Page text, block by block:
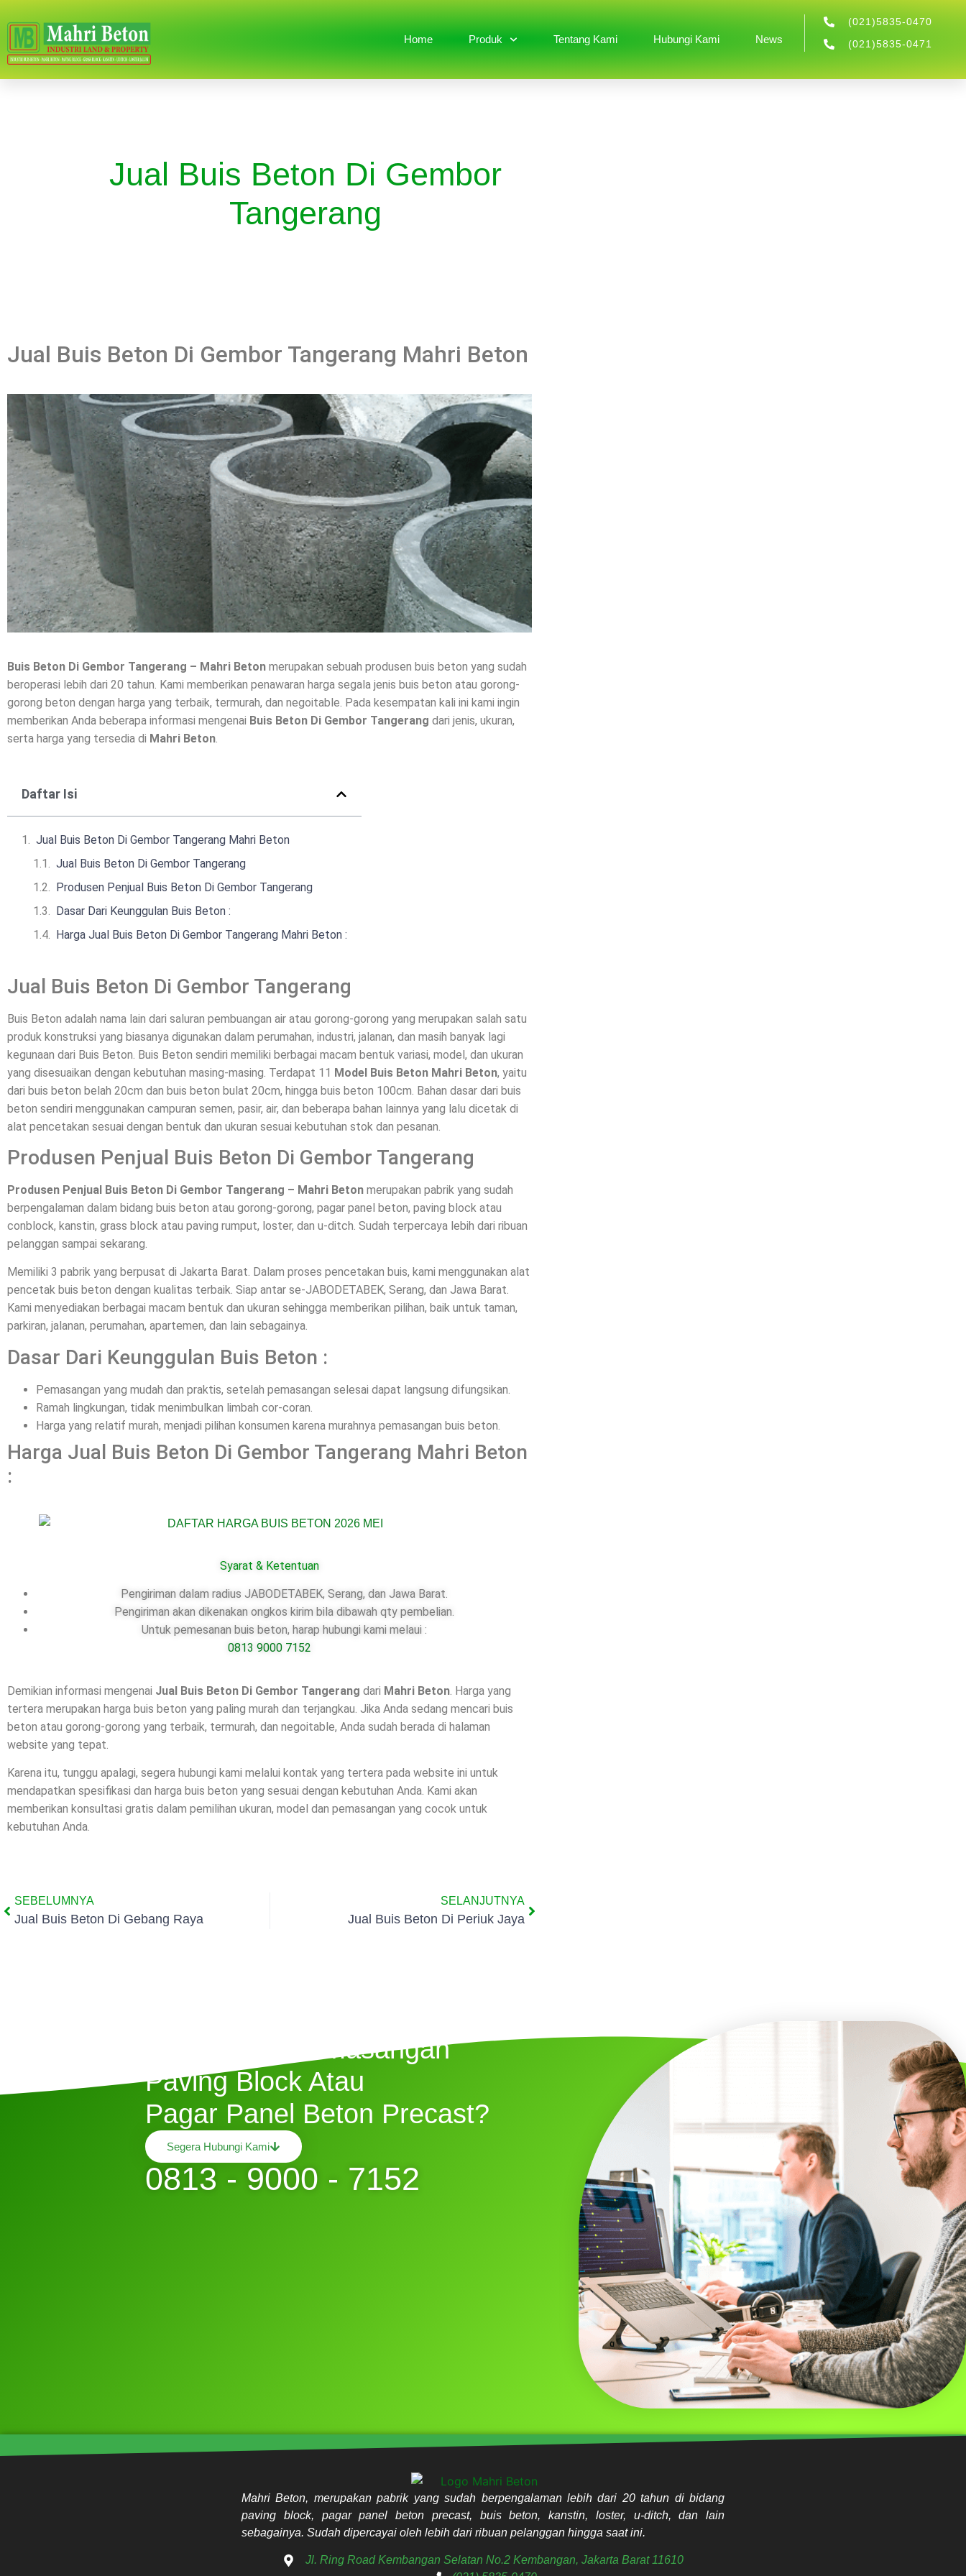
Home Produk Tentang Kami Hubungi Kami News
(021)5835-0470
(021)5835-0471
Jual Buis Beton Di Gembor
Tangerang
Jual Buis Beton Di Gembor Tangerang Mahri Beton
Buis Beton Di Gembor Tangerang – Mahri Beton merupakan sebuah produsen buis beton yang sudah
beroperasi lebih dari 20 tahun. Kami memberikan penawaran harga segala jenis buis beton atau gorong-
gorong beton dengan harga yang terbaik, termurah, dan negoitable. Pada kesempatan kali ini kami ingin
memberikan Anda beberapa informasi mengenai Buis Beton Di Gembor Tangerang dari jenis, ukuran,
serta harga yang tersedia di Mahri Beton
Daftar Isi
Jual Buis Beton Di Gembor Tangerang Mahri Beton
Jual Buis Beton Di Gembor Tangerang
Produsen Penjual Buis Beton Di Gembor Tangerang
Dasar Dari Keunggulan Buis Beton :
Harga Jual Buis Beton Di Gembor Tangerang Mahri Beton :
Jual Buis Beton Di Gembor Tangerang
Buis Beton adalah nama lain dari saluran pembuangan air atau gorong-gorong yang merupakan salah satu
produk konstruksi yang biasanya digunakan dalam perumahan, industri, jalanan, dan masih banyak lagi
kegunaan dari Buis Beton. Buis Beton sendiri memiliki berbagai macam bentuk variasi, model, dan ukuran
yang disesuaikan dengan kebutuhan masing-masing. Terdapat 11 Model Buis Beton Mahri Beton, yaitu
dari buis beton belah 20cm dan buis beton bulat 20cm, hingga buis beton 100cm. Bahan dasar dari buis
beton sendiri menggunakan campuran semen, pasir, air, dan beberapa bahan lainnya yang lalu dicetak di
alat pencetakan sesuai dengan bentuk dan ukuran sesuai kebutuhan stok dan pesanan.
Produsen Penjual Buis Beton Di Gembor Tangerang
Produsen Penjual Buis Beton Di Gembor Tangerang – Mahri Beton merupakan pabrik yang sudah
berpengalaman dalam bidang buis beton atau gorong-gorong, pagar panel beton, paving block atau
conblock, kanstin, grass block atau paving rumput, loster, dan u-ditch. Sudah terpercaya lebih dari ribuan
pelanggan sampai sekarang.
Memiliki 3 pabrik yang berpusat di Jakarta Barat. Dalam proses pencetakan buis, kami menggunakan alat
pencetak buis beton dengan kualitas terbaik. Siap antar se-JABODETABEK, Serang, dan Jawa Barat.
Kami menyediakan berbagai macam bentuk dan ukuran sehingga memberikan pilihan, baik untuk taman,
parkiran, jalanan, perumahan, apartemen, dan lain sebagainya.
Dasar Dari Keunggulan Buis Beton :
Pemasangan yang mudah dan praktis, setelah pemasangan selesai dapat langsung difungsikan.
Ramah lingkungan, tidak menimbulkan limbah cor-coran.
Harga yang relatif murah, menjadi pilihan konsumen karena murahnya pemasangan buis beton.
Harga Jual Buis Beton Di Gembor Tangerang Mahri Beton
:
Syarat & Ketentuan
Pengiriman dalam radius JABODETABEK, Serang, dan Jawa Barat.
Pengiriman akan dikenakan ongkos kirim bila dibawah qty pembelian.
Untuk pemesanan buis beton, harap hubungi kami melaui :
0813 9000 7152
Demikian informasi mengenai Jual Buis Beton Di Gembor Tangerang dari Mahri Beton . Harga yang
tertera merupakan harga buis beton yang paling murah dan terjangkau. Jika Anda sedang mencari buis
beton atau gorong-gorong yang terbaik, termurah, dan negoitable, Anda sudah berada di halaman
website yang tepat.
Karena itu, tunggu apalagi, segera hubungi kami melalui kontak yang tertera pada website ini untuk
mendapatkan spesifikasi dan harga buis beton yang sesuai dengan kebutuhan Anda. Kami akan
memberikan konsultasi gratis dalam pemilihan ukuran, model dan pemasangan yang cocok untuk
kebutuhan Anda.
SEBELUMNYA
Jual Buis Beton Di Gebang Raya
SELANJUTNYA
Jual Buis Beton Di Periuk Jaya
Butuh Jasa Pemasangan
Paving Block Atau
Pagar Panel Beton Precast?
Segera Hubungi Kami
0813 - 9000 - 7152
Mahri Beton, merupakan pabrik yang sudah berpengalaman lebih dari 20 tahun di bidang
paving block, pagar panel beton precast, buis beton, kanstin, loster, u-ditch, dan lain
sebagainya. Sudah dipercayai oleh lebih dari ribuan pelanggan hingga saat ini.
Jl. Ring Road Kembangan Selatan No.2 Kembangan, Jakarta Barat 11610